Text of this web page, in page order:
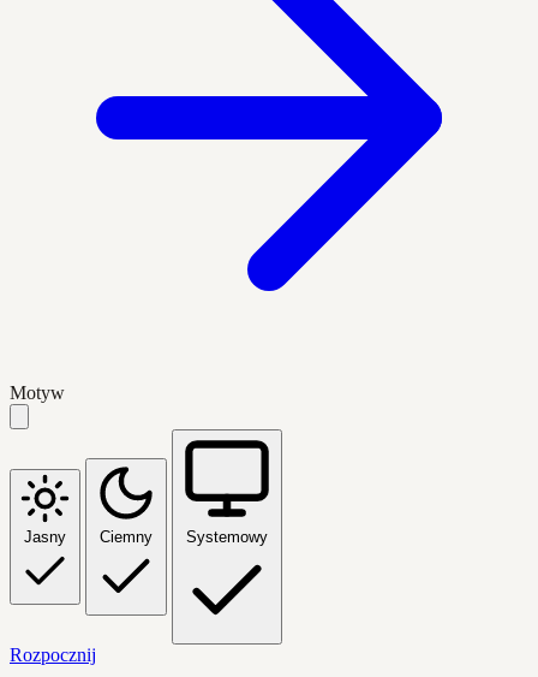
Motyw
Jasny Ciemny Systemowy
Rozpocznij